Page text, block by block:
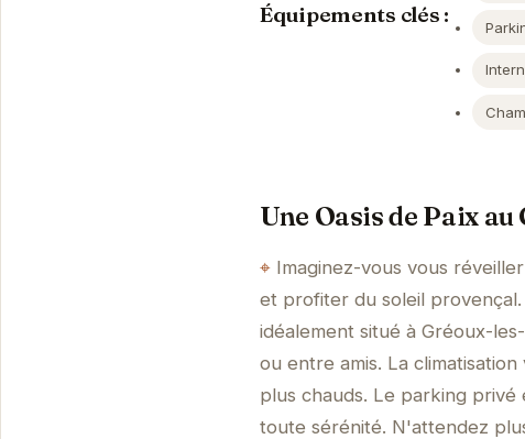
Équipements clés :
Une Oasis de Paix
Imaginez-vous vous
et profiter du soleil
idéalement situé à Gréoux-
ou entre amis. La
plus chauds. Le parking
toute sérénité. N'attendez